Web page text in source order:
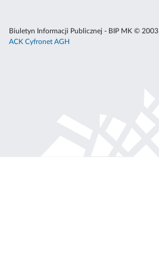
Biuletyn Informacji Publicznej - BIP MK ©
ACK Cyfronet AGH